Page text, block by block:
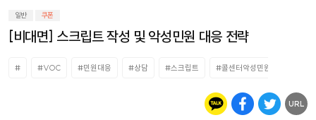
일반 쿠폰
[비대면] 스크립트 작성 및 악성민원 대응 전략
# #VOC #민원대응 #상담 #스크립트 #콜센터악성민원
URL